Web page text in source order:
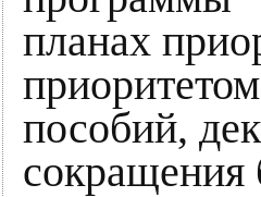
планах
пособий,
сокращения